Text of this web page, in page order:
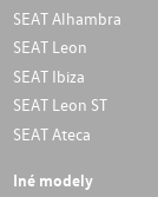
SEAT Alhambra
SEAT Leon
SEAT Ibiza
SEAT Leon ST
SEAT Ateca
Iné modely